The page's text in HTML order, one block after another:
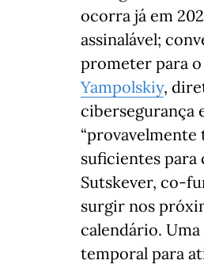
ocorra já em
assinalável;
prometer para
Yampolskiy,
cibersegurança
suficientes para
Sutskever, co-
surgir nos
calendário.
temporal para